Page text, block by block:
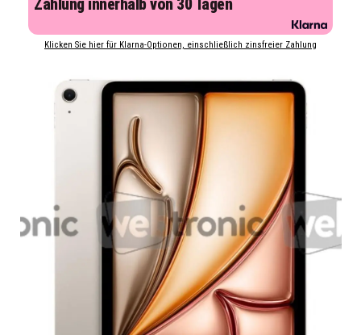
Zahlung innerhalb von 30 Tagen
Klicken Sie hier für Klarna-Optionen, einschließlich zinsfreier Zahlung